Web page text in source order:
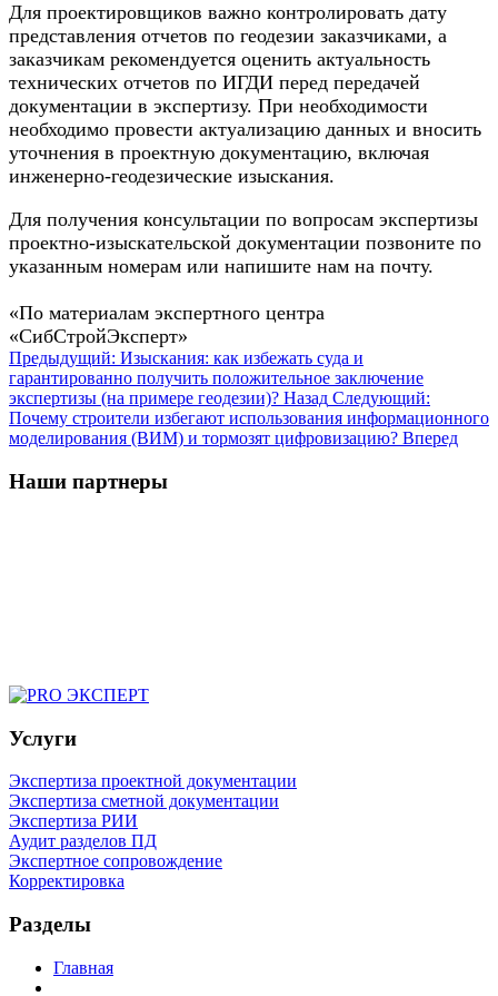
Для проектировщиков важно контролировать дату
представления отчетов по геодезии заказчиками, а
заказчикам рекомендуется оценить актуальность
технических отчетов по ИГДИ перед передачей
документации в экспертизу. При необходимости
необходимо провести актуализацию данных и вносить
уточнения в проектную документацию, включая
инженерно-геодезические изыскания.
Для получения консультации по вопросам экспертизы
проектно-изыскательской документации позвоните по
указанным номерам или напишите нам на почту.
«По материалам экспертного центра
«СибСтройЭксперт»
Предыдущий: Изыскания: как избежать суда и
гарантированно получить положительное заключение
экспертизы (на примере геодезии)? Назад Следующий:
Почему строители избегают использования информационного
моделирования (ВИМ) и тормозят цифровизацию? Вперед
Наши партнеры
Услуги
Экспертиза проектной документации
Экспертиза сметной документации
Экспертиза РИИ
Аудит разделов ПД
Экспертное сопровождение
Корректировка
Разделы
Главная